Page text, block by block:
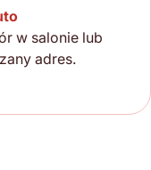
w salonie lub
adres.